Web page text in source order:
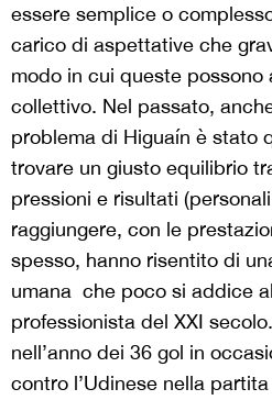
essere semplice o
carico di aspettative che
modo in cui queste possono
collettivo. Nel passato,
problema di Higuaín è stato
trovare un giusto equilibrio
pressioni e risultati
raggiungere, con le
spesso, hanno risentito di
umana che poco si addice
professionista del XXI
nell’anno dei 36 gol in
contro l’Udinese nella